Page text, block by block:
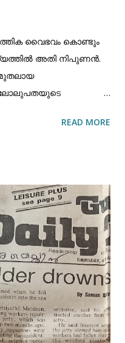
വൈഭവം കൊണ്ടും
അതി നിപുണൻ.
മുതലായ
ഒരാൾ, തന്റെ ധനവും,
1951-ൽ മുസ്ലിം
57 വർഷത്തിൽ
സെക്രട്ടരിയായി
കോഴിക്കോട്
ഹാജിയുടെ
ഇന്നത്തെ വയനാട്
അതിവിശാലമായ
READ MORE